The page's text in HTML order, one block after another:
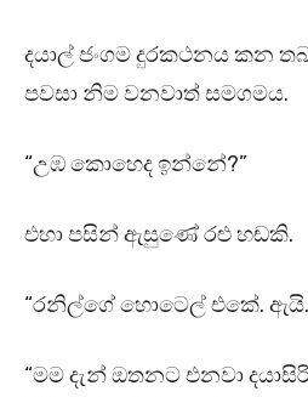
දයාල් ජංගම දුරකථනය කන
පවසා නිම වනවාත් සමගමය.
“උඹ කොහෙද ඉන්නේ?”
එහා පසින් ඇසුණේ රළු හඬකි.
“රනිල්ගේ හොටෙල් එකේ.
“මම දැන් ඔතනට එනවා